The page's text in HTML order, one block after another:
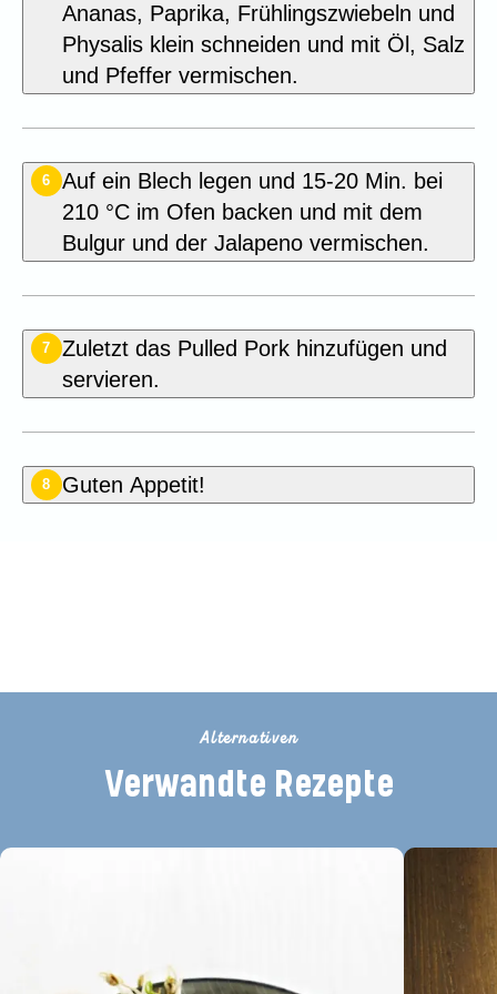
Ananas, Paprika, Frühlingszwiebeln und
Physalis klein schneiden und mit Öl, Salz
und Pfeffer vermischen.
6
Auf ein Blech legen und 15-20 Min. bei
210 °C im Ofen backen und mit dem
Bulgur und der Jalapeno vermischen.
7
Zuletzt das Pulled Pork hinzufügen und
servieren.
8 Guten Appetit!
Alternativen
Verwandte Rezepte